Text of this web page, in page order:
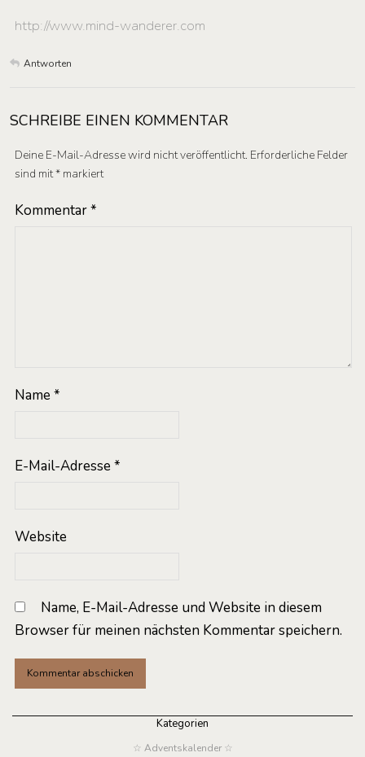
http://www.mind-wanderer.com
Antworten
SCHREIBE EINEN KOMMENTAR
Deine E-Mail-Adresse wird nicht veröffentlicht. Erforderliche Felder
sind mit* markiert
Kommentar*
Name*
E-Mail-Adresse*
Website
Name, E-Mail-Adresse und Website in diesem
Browser für meinen nächsten Kommentar speichern.
Kategorien
☆ Adventskalender ☆